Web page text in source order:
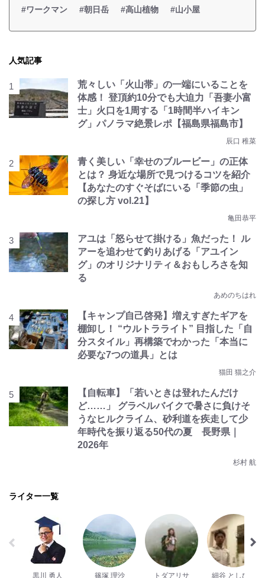
#ワークマン
#朝日岳 #高山植物 #山小屋
人気記事
荒々しい「火山帯」の一端にいることを
体感！ 登頂約10分でも大迫力「吾妻小富
士」火口を1周する「1時間半ハイキン
グ」パノラマ絶景レポ【福島県福島市】
辰口 稚菜
青く美しい「幸せのブルービー」の正体
とは？ 身近な場所で見つけるコツを紹介
【あなたのすぐそばにいる「季節の虫」
の探し方 vol.21】
亀田恭平
アユは「怒らせて掛ける」魚だった！ ル
アーを追わせて釣りあげる「アユイン
グ」のオリジナリティ＆おもしろさを知
る
あめのちはれ
【キャンプ自己啓発】増えすぎたギアを
棚卸し！ “ウルトラライト” 目指した「自
分スタイル」再構築でわかった「本当に
必要な7つの道具」とは
猫田 猫之介
【自転車】「若いときは登れたんだけ
ど……」 グラベルバイクで暑さに負けそ
うなヒルクライム、砂利道を疾走して少
年時代を振り返る50代の夏 長野県｜
2026年
杉村 航
ライター一覧
黒川 勇人 篠塚 理沙 トダアリサ 細谷 としひで